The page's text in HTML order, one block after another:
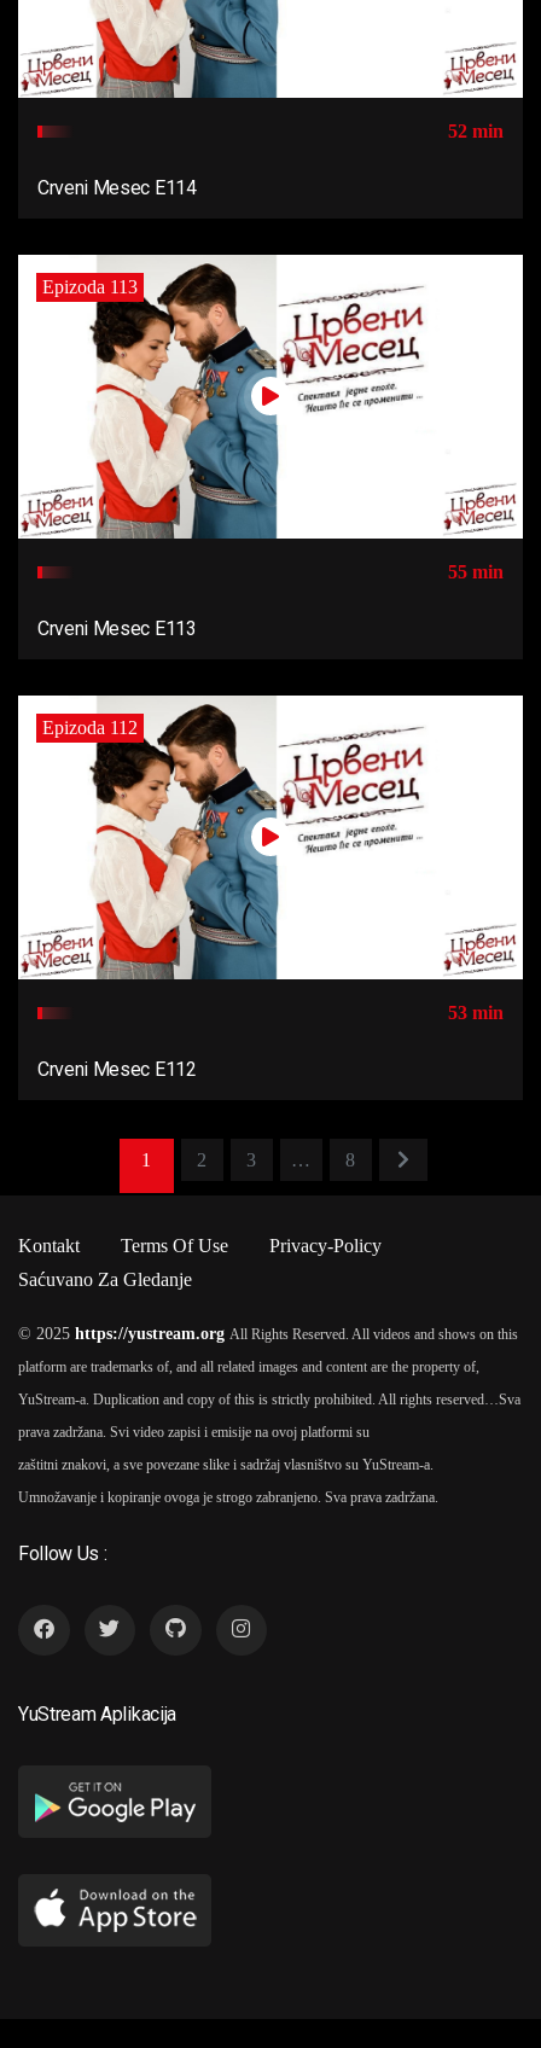
52 min
Crveni Mesec E114
Epizoda 113
55 min
Crveni Mesec E113
Epizoda 112
53 min
Crveni Mesec E112
1 2 3 … 8
Kontakt Terms Of Use
Privacy-Policy
Saćuvano Za Gledanje
© 2025 https://yustream.org All Rights Reserved. All videos and shows on this
platform are trademarks of, and all related images and content are the property of,
YuStream-a. Duplication and copy of this is strictly prohibited. All rights reserved… Sva
prava zadržana. Svi video zapisi i emisije na ovoj platformi su
zaštitni znakovi, a sve povezane slike i sadržaj vlasništvo su YuStream-a.
Umnožavanje i kopiranje ovoga je strogo zabranjeno. Sva prava zadržana.
Follow Us :
YuStream Aplikacija